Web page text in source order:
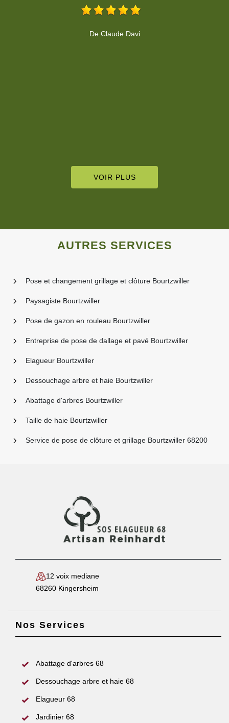
recommande.
VOIR PLUS
AUTRES SERVICES
Pose et changement grillage et clôture Bourtzwiller
Paysagiste Bourtzwiller
Pose de gazon en rouleau Bourtzwiller
Entreprise de pose de dallage et pavé Bourtzwiller
Elagueur Bourtzwiller
Dessouchage arbre et haie Bourtzwiller
Abattage d'arbres Bourtzwiller
Taille de haie Bourtzwiller
Service de pose de clôture et grillage Bourtzwiller 68200
12 voix mediane
68260 Kingersheim
Nos Services
Abattage d'arbres 68
Dessouchage arbre et haie 68
Elagueur 68
Jardinier 68